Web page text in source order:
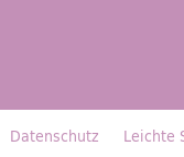
Datenschutz Leichte